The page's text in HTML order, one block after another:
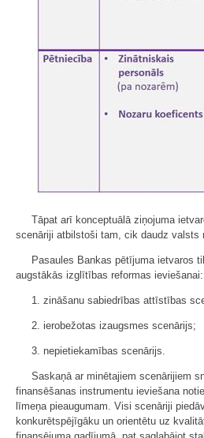
Tāpat arī konceptuālā ziņojuma
scenāriji atbilstoši tam, cik daudz valsts
Pasaules Bankas pētījuma ietvaros
augstākās izglītības reformas ieviešanai:
1. zināšanu sabiedrības attīstības
2. ierobežotas izaugsmes scenārijs;
3. nepietiekamības scenārijs.
Saskaņā ar minētajiem scenārijiem
finansēšanas instrumentu ieviešana
līmeņa pieaugumam. Visi scenāriji
konkurētspējīgāku un orientētu uz